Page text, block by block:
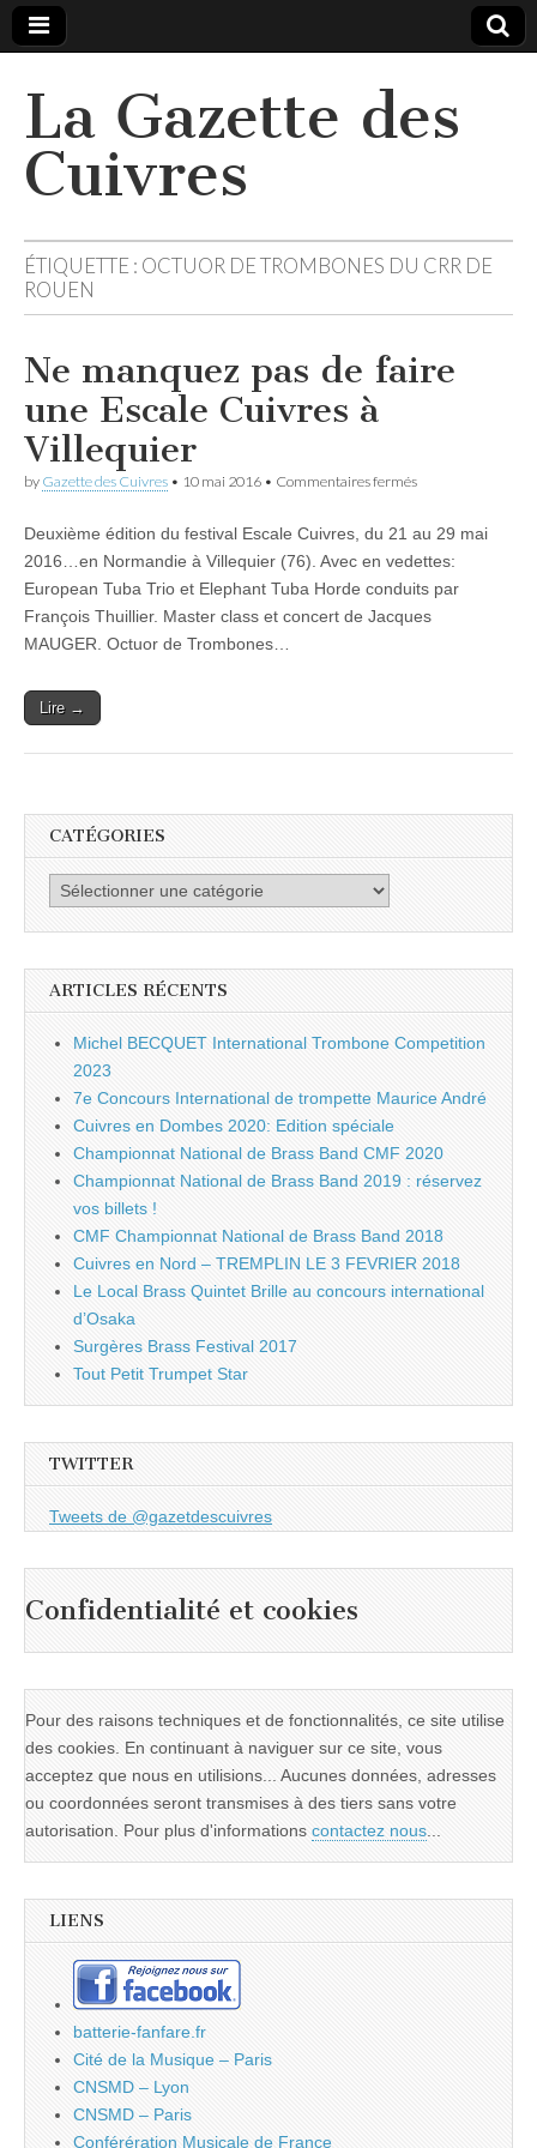
La Gazette des
Cuivres
ÉTIQUETTE : OCTUOR DE TROMBONES DU CRR DE
ROUEN
Ne manquez pas de faire
une Escale Cuivres à
Villequier
by Gazette des Cuivres • 10 mai 2016 • Commentaires ferméssur
pas
de
une
Escale
Deuxième édition du festival Escale Cuivres, du 21 au 29 mai
2016…en Normandie à Villequier (76). Avec en vedettes:
European Tuba Trio et Elephant Tuba Horde conduits par
François Thuillier. Master class et concert de Jacques
MAUGER. Octuor de Trombones…
Lire →
CATÉGORIES
Catégories
ARTICLES RÉCENTS
Michel BECQUET International Trombone Competition
2023
7e Concours International de trompette Maurice André
Cuivres en Dombes 2020: Edition spéciale
Championnat National de Brass Band CMF 2020
Championnat National de Brass Band 2019 : réservez
vos billets !
CMF Championnat National de Brass Band 2018
Cuivres en Nord – TREMPLIN LE 3 FEVRIER 2018
Le Local Brass Quintet Brille au concours international
d’Osaka
Surgères Brass Festival 2017
Tout Petit Trumpet Star
TWITTER
Tweets de @gazetdescuivres
Confidentialité et cookies
Pour des raisons techniques et de fonctionnalités, ce site utilise
des cookies. En continuant à naviguer sur ce site, vous
acceptez que nous en utilisions... Aucunes données, adresses
ou coordonnées seront transmises à des tiers sans votre
autorisation. Pour plus d'informations contactez nous...
LIENS
batterie-fanfare.fr
Cité de la Musique – Paris
CNSMD – Lyon
CNSMD – Paris
Conférération Musicale de France